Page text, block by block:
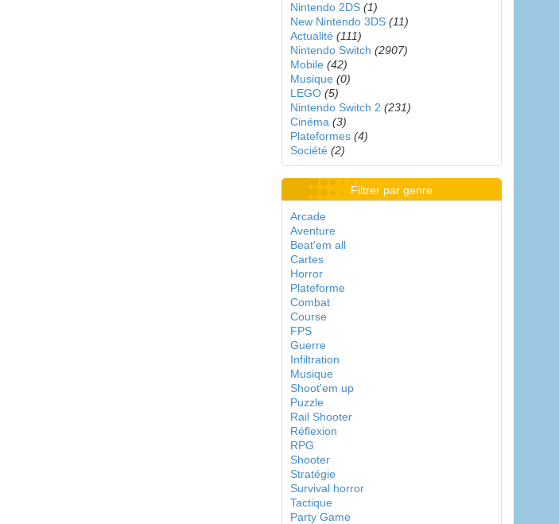
Nintendo 2DS (1)
New Nintendo 3DS (11)
Actualité (111)
Nintendo Switch (2907)
Mobile (42)
Musique (0)
LEGO (5)
Nintendo Switch 2 (231)
Cinéma (3)
Plateformes (4)
Société (2)
Filtrer par genre
Arcade
Aventure
Beat'em all
Cartes
Horror
Plateforme
Combat
Course
FPS
Guerre
Infiltration
Musique
Shoot'em up
Puzzle
Rail Shooter
Réflexion
RPG
Shooter
Stratégie
Survival horror
Tactique
Party Game